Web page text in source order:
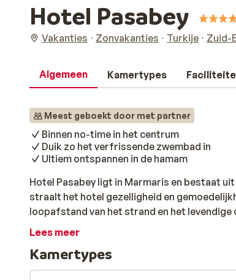
Hotel Pasabey
Vakanties Zonvakanties Turkije Zuid-
Algemeen Kamertypes
Meest geboekt door met partner
Binnen no-time in het centrum
Duik zo het verfrissende zwembad in
Ultiem ontspannen in de hamam
Hotel Pasabey ligt in Marmaris en bestaat
straalt het hotel gezelligheid en
loopafstand van het strand en het
nette kamers die stijlvol zijn ingericht. Net
parasols opgesteld, zodat je heerlijk kunt
Lees meer
Kamertypes